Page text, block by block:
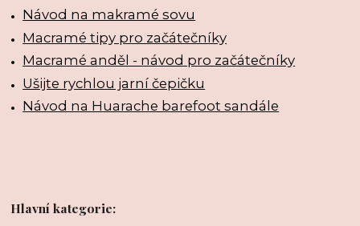
Návod na makramé sovu
Macramé tipy pro začátečníky
Macramé anděl - návod pro začátečníky
Ušijte rychlou jarní čepičku
Návod na Huarache barefoot sandále
Hlavní kategorie: